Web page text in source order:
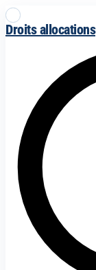
Droits allocations